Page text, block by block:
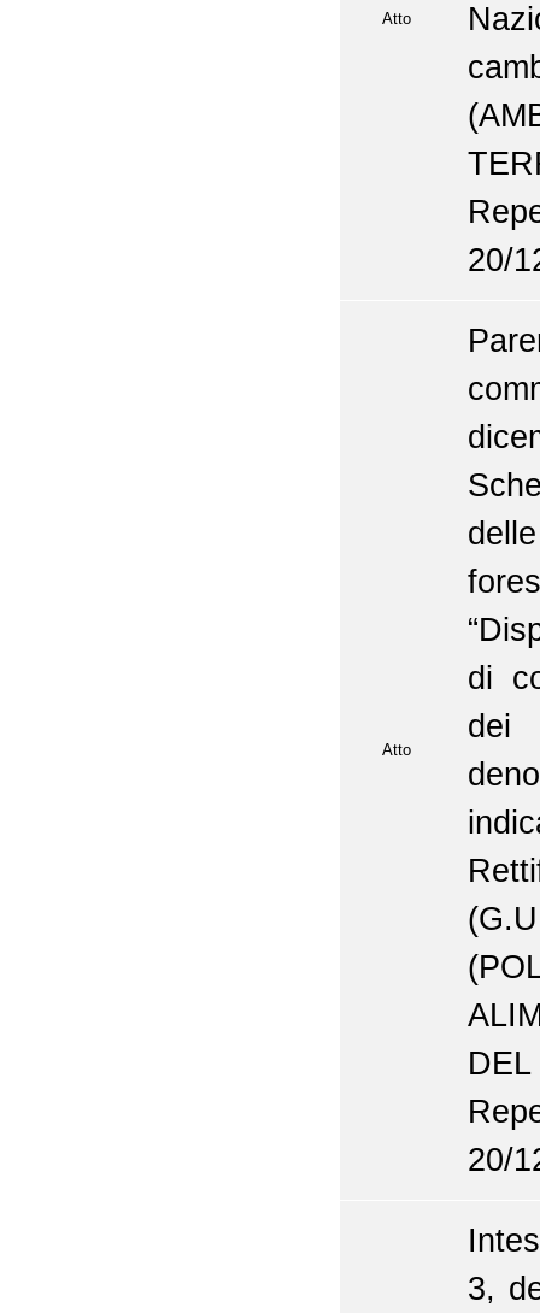
Atto
20/
Atto
di
dei
20/
3,